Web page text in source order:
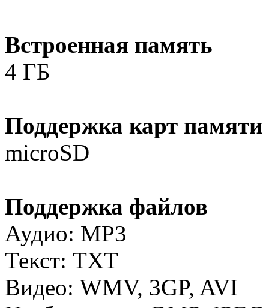
Встроенная память
4 ГБ
Поддержка карт памяти
microSD
Поддержка файлов
Аудио: MP3
Текст: TXT
Видео: WMV, 3GP, AVI